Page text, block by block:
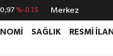
%-0.15
%0.18
Merkez
SAĞLIK
RESMİ